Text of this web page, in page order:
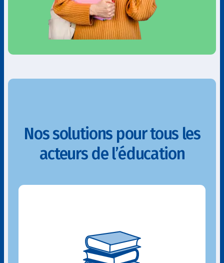
Nos solutions pour tous les
acteurs de l’éducation